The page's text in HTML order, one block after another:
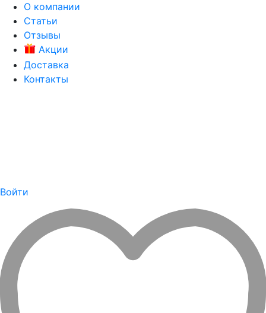
О компании
Статьи
Отзывы
Акции
Доставка
Контакты
Войти